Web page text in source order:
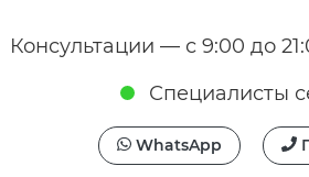
Консультации — с 9:00 до
Специалисты
WhatsApp